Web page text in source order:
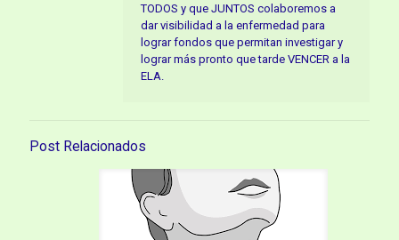
TODOS y que JUNTOS colaboremos a
dar visibilidad a la enfermedad para
lograr fondos que permitan investigar y
lograr más pronto que tarde VENCER a la
ELA.
Post Relacionados